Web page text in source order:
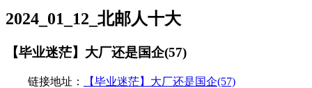
2024_01_12_北邮人十大
【毕业迷茫】大厂还是国企(57)
链接地址： 【毕业迷茫】大厂还是国企(57)